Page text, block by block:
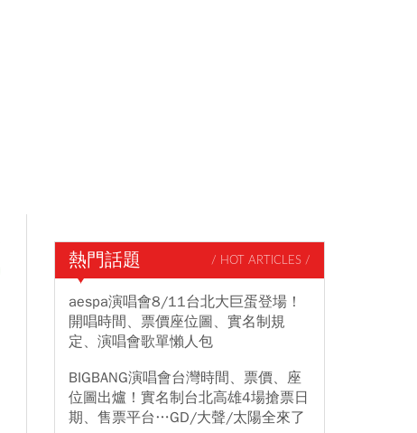
熱門話題 / HOT ARTICLES /
aespa演唱會8/11台北大巨蛋登場！
開唱時間、票價座位圖、實名制規
定、演唱會歌單懶人包
BIGBANG演唱會台灣時間、票價、座
位圖出爐！實名制台北高雄4場搶票日
期、售票平台…GD/大聲/太陽全來了